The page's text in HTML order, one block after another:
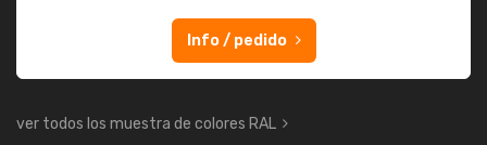
Info / pedido
ver todos los muestra de colores RAL